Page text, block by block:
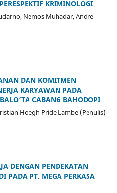
KRIMINOLOGI
Nemos Muhadar, Andre
DAN KOMITMEN
KARYAWAN PADA
CABANG BAHODOPI
Hoegh Pride Lambe (Penulis)
DENGAN PENDEKATAN
PADA PT. MEGA PERKASA